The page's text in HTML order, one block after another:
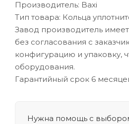
Производитель: Baxi
Тип товара: Кольца
Завод производитель
без согласования с
конфигурацию и упаковку,
оборудования.
Гарантийный срок 6
Нужна помощь с